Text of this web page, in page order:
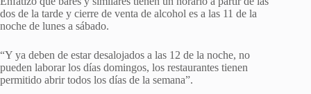
dos de la tarde y cierre de venta de alcohol es a las 11 de la
noche de lunes a sábado.
“Y ya deben de estar desalojados a las 12 de la noche, no
pueden laborar los días domingos, los restaurantes tienen
permitido abrir todos los días de la semana”.